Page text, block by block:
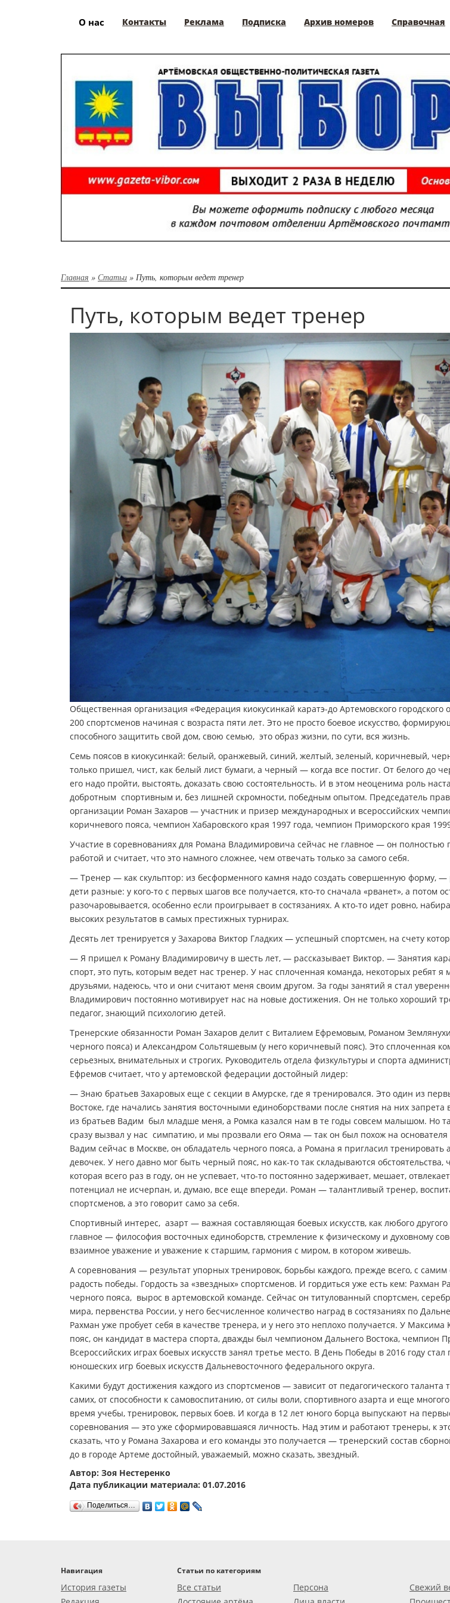
О нас Контакты Реклама Подписка Архив номеров Справочная
Главная » Статьи » Путь, которым ведет тренер
Путь, которым ведет тренер
Общественная организация «Федерация киокусинкай каратэ-до Артемовского городского
200 спортсменов начиная с возраста пяти лет. Это не просто боевое искусство,
способного защитить свой дом, свою семью, это образ жизни, по сути, вся жизнь.
Семь поясов в киокусинкай: белый, оранжевый, синий, желтый, зеленый, коричневый,
только пришел, чист, как белый лист бумаги, а черный — когда все постиг. От белого до
его надо пройти, выстоять, доказать свою состоятельность. И в этом неоценима роль
добротным спортивным и, без лишней скромности, победным опытом. Председатель
организации Роман Захаров — участник и призер международных и всероссийских
коричневого пояса, чемпион Хабаровского края 1997 года, чемпион Приморского края
Участие в соревнованиях для Романа Владимировича сейчас не главное — он полностью
работой и считает, что это намного сложнее, чем отвечать только за самого себя.
— Тренер — как скульптор: из бесформенного камня надо создать совершенную форму,
дети разные: у кого-то с первых шагов все получается, кто-то сначала «рванет», а потом
разочаровывается, особенно если проигрывает в состязаниях. А кто-то идет ровно,
высоких результатов в самых престижных турнирах.
Десять лет тренируется у Захарова Виктор Гладких — успешный спортсмен, на счету
— Я пришел к Роману Владимировичу в шесть лет, — рассказывает Виктор. — Занятия
спорт, это путь, которым ведет нас тренер. У нас сплоченная команда, некоторых ребят я
друзьями, надеюсь, что и они считают меня своим другом. За годы занятий я стал
Владимирович постоянно мотивирует нас на новые достижения. Он не только хороший
педагог, знающий психологию детей.
Тренерские обязанности Роман Захаров делит с Виталием Ефремовым, Романом
черного пояса) и Александром Сольтяшевым (у него коричневый пояс). Это сплоченная
серьезных, внимательных и строгих. Руководитель отдела физкультуры и спорта
Ефремов считает, что у артемовской федерации достойный лидер:
— Знаю братьев Захаровых еще с секции в Амурске, где я тренировался. Это один из
Востоке, где начались занятия восточными единоборствами после снятия на них
из братьев Вадим был младше меня, а Ромка казался нам в те годы совсем малышом. Но
сразу вызвал у нас симпатию, и мы прозвали его Ояма — так он был похож на основателя
Вадим сейчас в Москве, он обладатель черного пояса, а Романа я пригласил тренировать
девочек. У него давно мог быть черный пояс, но как-то так складываются обстоятельства,
которая всего раз в году, он не успевает, что-то постоянно задерживает, мешает,
потенциал не исчерпан, и, думаю, все еще впереди. Роман — талантливый тренер,
спортсменов, а это говорит само за себя.
Спортивный интерес, азарт — важная составляющая боевых искусств, как любого
главное — философия восточных единоборств, стремление к физическому и духовному
взаимное уважение и уважение к старшим, гармония с миром, в котором живешь.
А соревнования — результат упорных тренировок, борьбы каждого, прежде всего, с
радость победы. Гордость за «звездных» спортсменов. И гордиться уже есть кем: Рахман
черного пояса, вырос в артемовской команде. Сейчас он титулованный спортсмен,
мира, первенства России, у него бесчисленное количество наград в состязаниях по
Рахман уже пробует себя в качестве тренера, и у него это неплохо получается. У
пояс, он кандидат в мастера спорта, дважды был чемпионом Дальнего Востока, чемпион
Всероссийских играх боевых искусств занял третье место. В День Победы в 2016 году
юношеских игр боевых искусств Дальневосточного федерального округа.
Какими будут достижения каждого из спортсменов — зависит от педагогического
самих, от способности к самовоспитанию, от силы воли, спортивного азарта и еще многого
время учебы, тренировок, первых боев. И когда в 12 лет юного борца выпускают на
соревнования — это уже сформировавшаяся личность. Над этим и работают тренеры, к
сказать, что у Романа Захарова и его команды это получается — тренерский состав
до в городе Артеме достойный, уважаемый, можно сказать, звездный.
Автор: Зоя Нестеренко
Дата публикации материала: 01.07.2016
Поделиться…
Навигация
История газеты
Статьи по категориям
Все статьи
Персона
Свежий